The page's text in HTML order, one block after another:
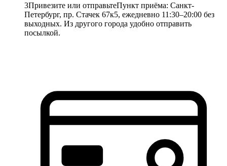
3Привезите или отправьтеПункт приёма: Санкт-
Петербург, пр. Стачек 67к5, ежедневно 11:30–20:00 без
выходных. Из другого города удобно отправить
посылкой.